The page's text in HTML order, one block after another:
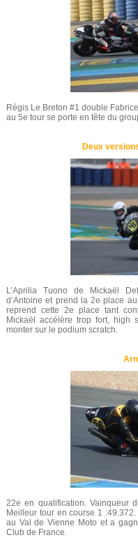
Régis Le Breton #1 double
au 5e tour se porte en tête du
Deux
L’Aprilia Tuono de Mickaël
d’Antoine et prend la 2e place
reprend cette 2e place tant
Mickaël accélère trop fort, high
monter sur le podium scratch.
22e en qualification. Vainqueur
Meilleur tour en course 1
au Val de Vienne Moto et a
Club de France.